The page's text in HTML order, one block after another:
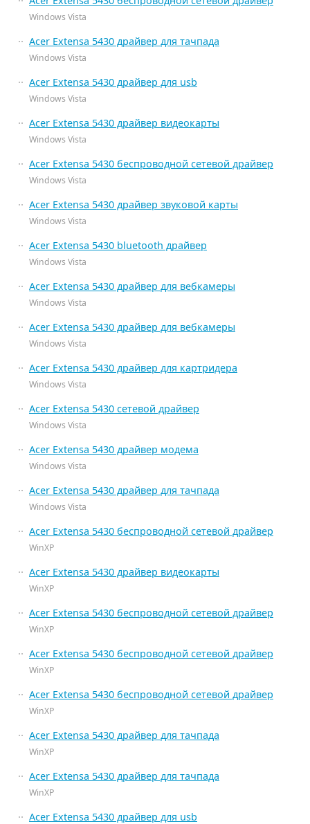
Windows Vista
Acer Extensa 5430 драйвер для тачпада
Windows Vista
Acer Extensa 5430 драйвер для usb
Windows Vista
Acer Extensa 5430 драйвер видеокарты
Windows Vista
Acer Extensa 5430 беспроводной сетевой драйвер
Windows Vista
Acer Extensa 5430 драйвер звуковой карты
Windows Vista
Acer Extensa 5430 bluetooth драйвер
Windows Vista
Acer Extensa 5430 драйвер для вебкамеры
Windows Vista
Acer Extensa 5430 драйвер для вебкамеры
Windows Vista
Acer Extensa 5430 драйвер для картридера
Windows Vista
Acer Extensa 5430 сетевой драйвер
Windows Vista
Acer Extensa 5430 драйвер модема
Windows Vista
Acer Extensa 5430 драйвер для тачпада
Windows Vista
Acer Extensa 5430 беспроводной сетевой драйвер
WinXP
Acer Extensa 5430 драйвер видеокарты
WinXP
Acer Extensa 5430 беспроводной сетевой драйвер
WinXP
Acer Extensa 5430 беспроводной сетевой драйвер
WinXP
Acer Extensa 5430 беспроводной сетевой драйвер
WinXP
Acer Extensa 5430 драйвер для тачпада
WinXP
Acer Extensa 5430 драйвер для тачпада
WinXP
Acer Extensa 5430 драйвер для usb